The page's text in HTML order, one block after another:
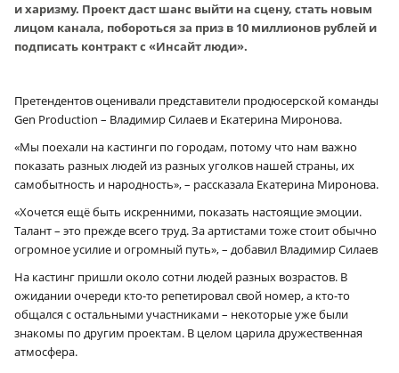
и харизму. Проект даст шанс выйти на сцену, стать новым
лицом канала, побороться за приз в 10 миллионов рублей и
подписать контракт с «Инсайт люди».
Претендентов оценивали представители продюсерской команды
Gen Production – Владимир Силаев и Екатерина Миронова.
«Мы поехали на кастинги по городам, потому что нам важно
показать разных людей из разных уголков нашей страны, их
самобытность и народность», – рассказала Екатерина Миронова.
«Хочется ещё быть искренними, показать настоящие эмоции.
Талант – это прежде всего труд. За артистами тоже стоит обычно
огромное усилие и огромный путь», – добавил Владимир Силаев
На кастинг пришли около сотни людей разных возрастов. В
ожидании очереди кто-то репетировал свой номер, а кто-то
общался с остальными участниками – некоторые уже были
знакомы по другим проектам. В целом царила дружественная
атмосфера.